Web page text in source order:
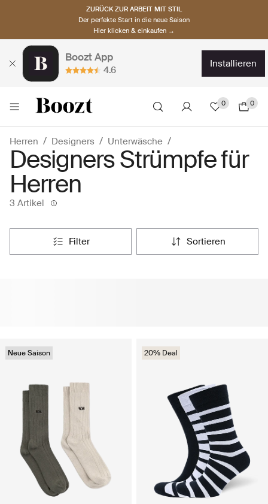
ZURÜCK ZUR ARBEIT MIT STIL
Der perfekte Start in die neue Saison
Hier klicken & einkaufen →
Boozt App
4.6
installieren
0 0
Herren Designers Unterwäsche
Designers Strümpfe für
Herren
3 Artikel
filter sortieren
Neue Saison 20% Deal